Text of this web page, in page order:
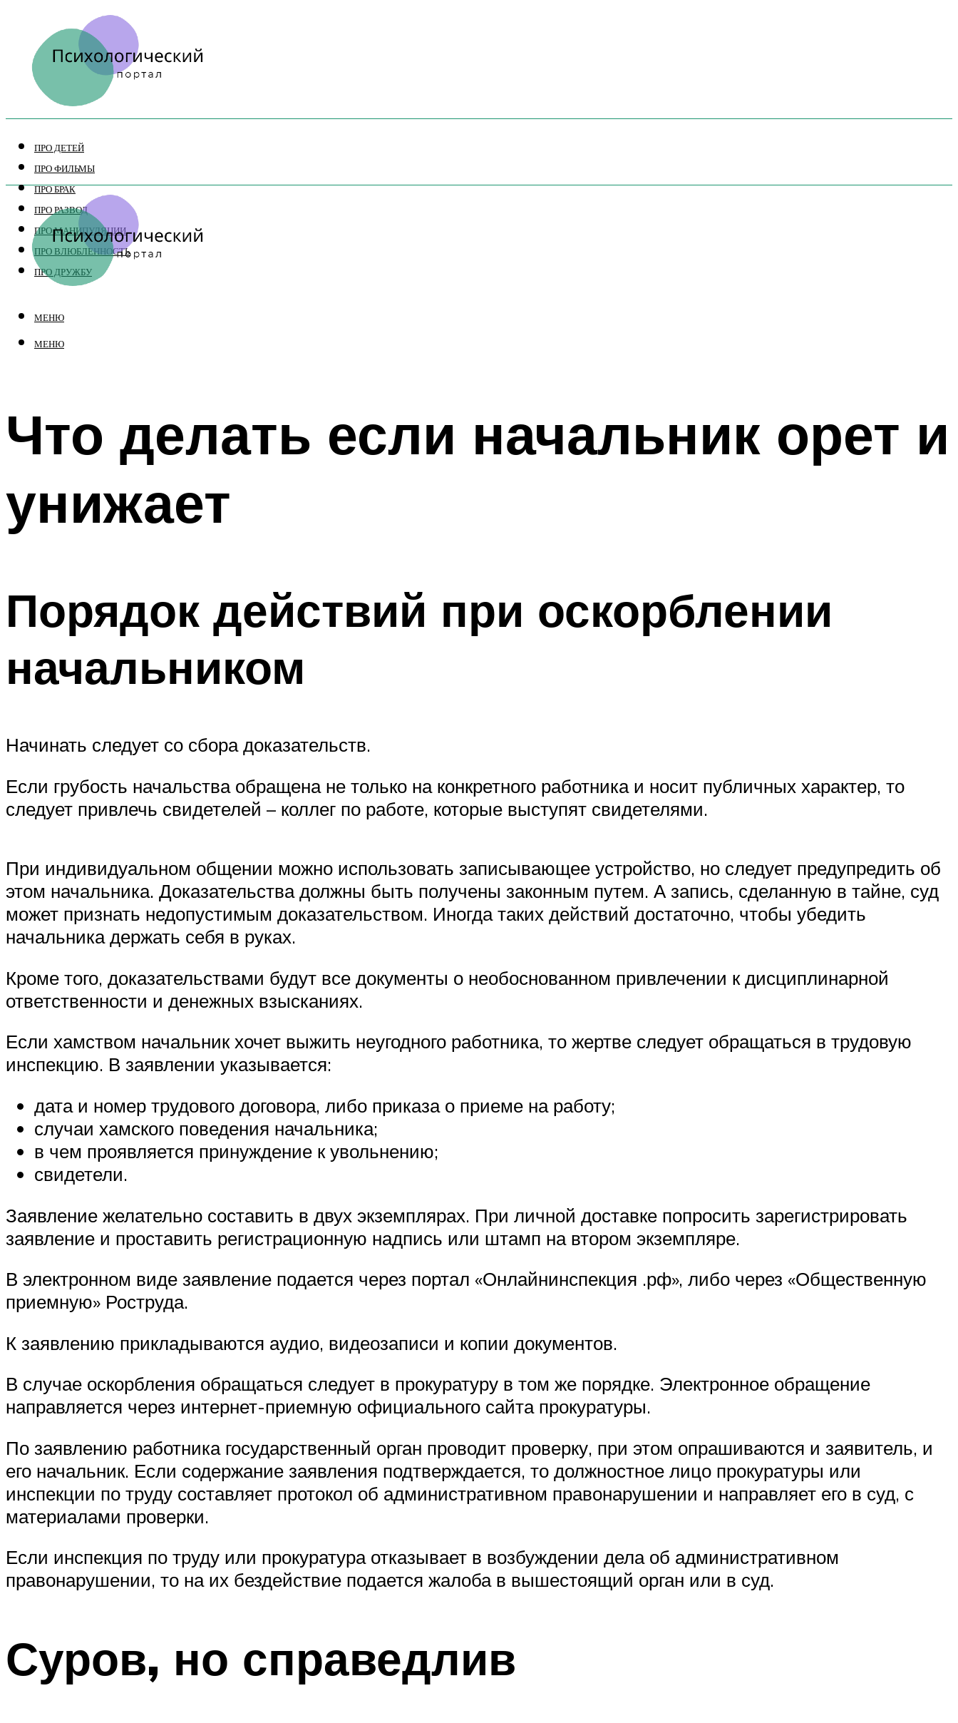
ПРО ДЕТЕЙ
ПРО ФИЛЬМЫ
ПРО БРАК
ПРО РАЗВОД
ПРО МАНИПУЛЯЦИИ
ПРО ВЛЮБЛЕННОСТЬ
ПРО ДРУЖБУ
МЕНЮ
МЕНЮ
Что делать если начальник орет и
унижает
Порядок действий при оскорблении
начальником
Начинать следует со сбора доказательств.
Если грубость начальства обращена не только на конкретного работника и носит публичных характер, то
следует привлечь свидетелей – коллег по работе, которые выступят свидетелями.
При индивидуальном общении можно использовать записывающее устройство, но следует предупредить об
этом начальника. Доказательства должны быть получены законным путем. А запись, сделанную в тайне, суд
может признать недопустимым доказательством. Иногда таких действий достаточно, чтобы убедить
начальника держать себя в руках.
Кроме того, доказательствами будут все документы о необоснованном привлечении к дисциплинарной
ответственности и денежных взысканиях.
Если хамством начальник хочет выжить неугодного работника, то жертве следует обращаться в трудовую
инспекцию. В заявлении указывается:
дата и номер трудового договора, либо приказа о приеме на работу;
случаи хамского поведения начальника;
в чем проявляется принуждение к увольнению;
свидетели.
Заявление желательно составить в двух экземплярах. При личной доставке попросить зарегистрировать
заявление и проставить регистрационную надпись или штамп на втором экземпляре.
В электронном виде заявление подается через портал «Онлайнинспекция .рф», либо через «Общественную
приемную» Роструда.
К заявлению прикладываются аудио, видеозаписи и копии документов.
В случае оскорбления обращаться следует в прокуратуру в том же порядке. Электронное обращение
направляется через интернет-приемную официального сайта прокуратуры.
По заявлению работника государственный орган проводит проверку, при этом опрашиваются и заявитель, и
его начальник. Если содержание заявления подтверждается, то должностное лицо прокуратуры или
инспекции по труду составляет протокол об административном правонарушении и направляет его в суд, с
материалами проверки.
Если инспекция по труду или прокуратура отказывает в возбуждении дела об административном
правонарушении, то на их бездействие подается жалоба в вышестоящий орган или в суд.
Суров, но справедлив